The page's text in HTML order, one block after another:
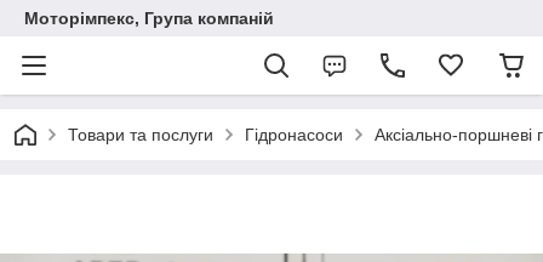
Моторімпекс, Група компаній
Товари та послуги Гідронасоси Аксіально-поршневі